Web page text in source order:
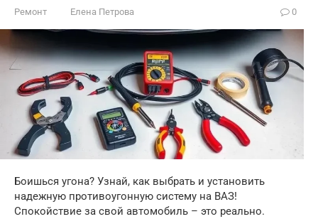
Ремонт Елена Петрова 0
Боишься угона? Узнай, как выбрать и установить
надежную противоугонную систему на ВАЗ!
Спокойствие за свой автомобиль – это реально.